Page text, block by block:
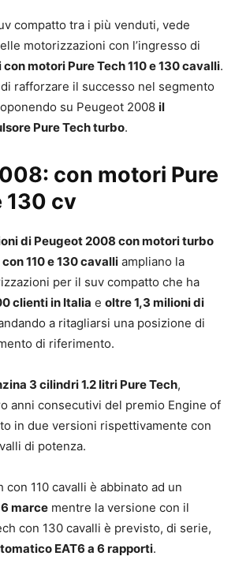
compatto tra i più venduti, vede
motorizzazioni con l’ingresso di
motori Pure Tech 110 e 130 cavalli.
rafforzare il successo nel segmento
su Peugeot 2008 il
Pure Tech turbo.
con motori Pure
130 cv
di Peugeot 2008 con motori turbo
110 e 130 cavalli ampliano la
per il suv compatto che ha
clienti in Italia e oltre 1,3 milioni di
a ritagliarsi una posizione di
di riferimento.
3 cilindri 1.2 litri Pure Tech,
anni consecutivi del premio Engine of
in due versioni rispettivamente con
di potenza.
con 110 cavalli è abbinato ad un
marce mentre la versione con il
con 130 cavalli è previsto, di serie,
EAT6 a 6 rapporti.